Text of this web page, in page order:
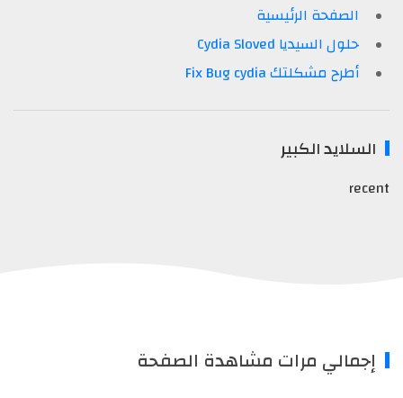
الصفحة الرئيسية
حلول السيديا Cydia Sloved
أطرح مشكلتك Fix Bug cydia
السلايد الكبير
recent
إجمالي مرات مشاهدة الصفحة